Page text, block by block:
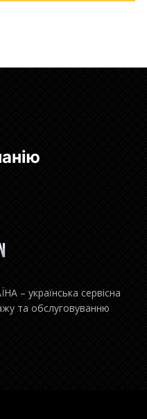
– українська сервісна
та обслуговуванню